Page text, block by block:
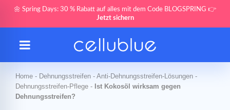
🌼 Spring Days: 30 % Rabatt auf alles mit dem Code BLOGSPRING 👉
Jetzt sichern
Home - Dehnungsstreifen - Anti-Dehnungsstreifen-Lösungen -
Dehnungsstreifen-Pflege - Ist Kokosöl wirksam gegen
Dehnungsstreifen?